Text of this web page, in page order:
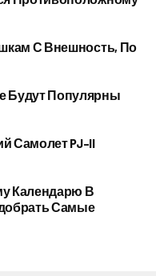
С Внешность, По
Будут Популярны
Самолет PJ–II
Календарю В
Самые